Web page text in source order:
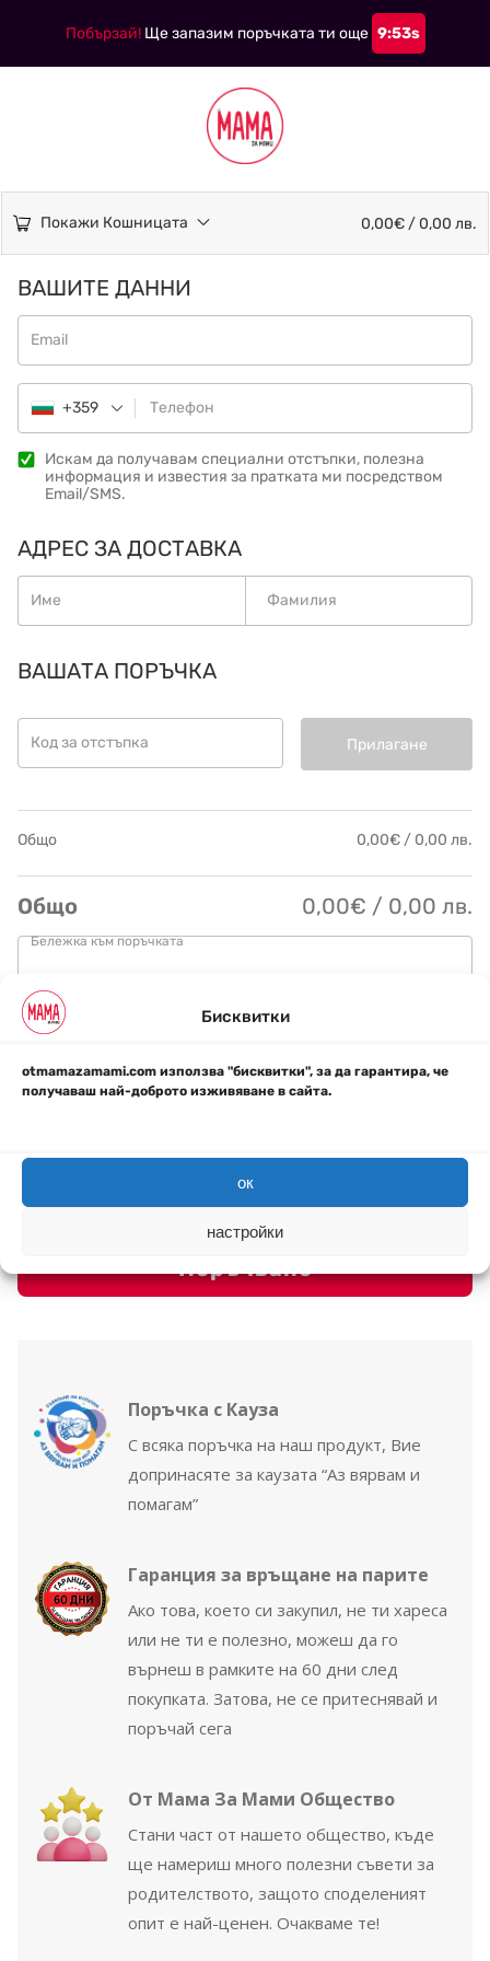
Бисквитки
otmamazamami.com използва "бисквитки", за да гарантира, че
получаваш най-доброто изживяване в сайта.
ок
настройки
Побързай!Ще запазим поръчката ти още 9:53s
Покажи Кошницата 0,00€ / 0,00 лв.
ВАШИТЕ ДАННИ
Email
Телефон
+359
Искам да получавам специални отстъпки, полезна
информация и известия за пратката ми посредством
Email/SMS.
АДРЕС ЗА ДОСТАВКА
Име Фамилия
ВАШАТА ПОРЪЧКА
Код за отстъпка Прилагане
Общо 0,00€ / 0,00 лв.
Общо 0,00€ / 0,00 лв.
Бележка към поръчката
Време за обработка: 1-2 Работни дни
Всички трансакции са криптирани и 100% сигурни
Поръчване
Поръчка с Кауза
С всяка поръчка на наш продукт, Вие
допринасяте за каузата “Аз вярвам и
помагам”
Гаранция за връщане на парите
Ако това, което си закупил, не ти хареса
или не ти е полезно, можеш да го
върнеш в рамките на 60 дни след
покупката. Затова, не се притеснявай и
поръчай сега
От Мама За Мами Общество
Стани част от нашето общество, къде
ще намериш много полезни съвети за
родителството, защото споделеният
опит е най-ценен. Очакваме те!